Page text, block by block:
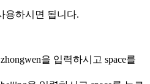
용하시면 됩니다.
zhongwen을 입력하시고 space를